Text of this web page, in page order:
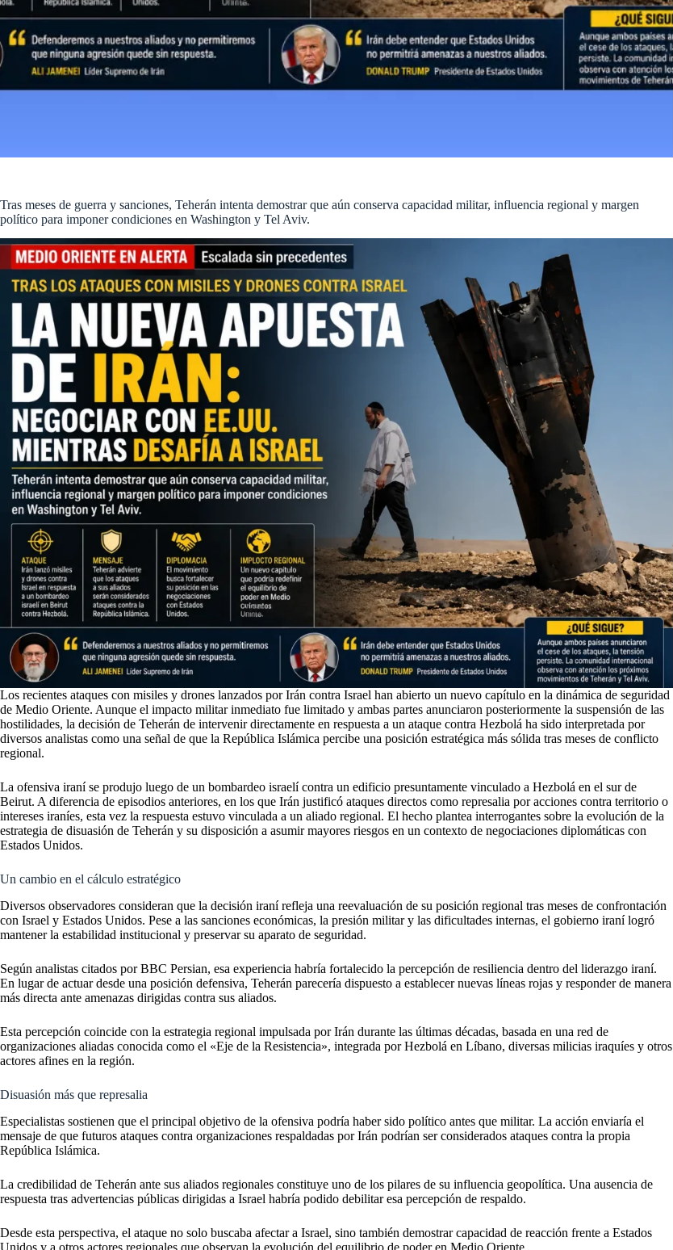
Tras meses de guerra y sanciones, Teherán intenta demostrar que aún conserva capacidad militar, influencia regional y margen
político para imponer condiciones en Washington y Tel Aviv.
Los recientes ataques con misiles y drones lanzados por Irán contra Israel han abierto un nuevo capítulo en la dinámica de seguridad
de Medio Oriente. Aunque el impacto militar inmediato fue limitado y ambas partes anunciaron posteriormente la suspensión de las
hostilidades, la decisión de Teherán de intervenir directamente en respuesta a un ataque contra Hezbolá ha sido interpretada por
diversos analistas como una señal de que la República Islámica percibe una posición estratégica más sólida tras meses de conflicto
regional.
La ofensiva iraní se produjo luego de un bombardeo israelí contra un edificio presuntamente vinculado a Hezbolá en el sur de
Beirut. A diferencia de episodios anteriores, en los que Irán justificó ataques directos como represalia por acciones contra territorio o
intereses iraníes, esta vez la respuesta estuvo vinculada a un aliado regional. El hecho plantea interrogantes sobre la evolución de la
estrategia de disuasión de Teherán y su disposición a asumir mayores riesgos en un contexto de negociaciones diplomáticas con
Estados Unidos.
Un cambio en el cálculo estratégico
Diversos observadores consideran que la decisión iraní refleja una reevaluación de su posición regional tras meses de confrontación
con Israel y Estados Unidos. Pese a las sanciones económicas, la presión militar y las dificultades internas, el gobierno iraní logró
mantener la estabilidad institucional y preservar su aparato de seguridad.
Según analistas citados por BBC Persian, esa experiencia habría fortalecido la percepción de resiliencia dentro del liderazgo iraní.
En lugar de actuar desde una posición defensiva, Teherán parecería dispuesto a establecer nuevas líneas rojas y responder de manera
más directa ante amenazas dirigidas contra sus aliados.
Esta percepción coincide con la estrategia regional impulsada por Irán durante las últimas décadas, basada en una red de
organizaciones aliadas conocida como el «Eje de la Resistencia», integrada por Hezbolá en Líbano, diversas milicias iraquíes y otros
actores afines en la región.
Disuasión más que represalia
Especialistas sostienen que el principal objetivo de la ofensiva podría haber sido político antes que militar. La acción enviaría el
mensaje de que futuros ataques contra organizaciones respaldadas por Irán podrían ser considerados ataques contra la propia
República Islámica.
La credibilidad de Teherán ante sus aliados regionales constituye uno de los pilares de su influencia geopolítica. Una ausencia de
respuesta tras advertencias públicas dirigidas a Israel habría podido debilitar esa percepción de respaldo.
Desde esta perspectiva, el ataque no solo buscaba afectar a Israel, sino también demostrar capacidad de reacción frente a Estados
Unidos y a otros actores regionales que observan la evolución del equilibrio de poder en Medio Oriente.